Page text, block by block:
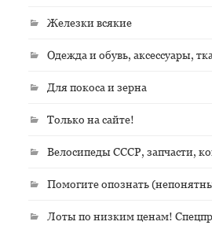
Железки всякие
Одежда и обувь, аксессуары,
Для покоса и зерна
Только на сайте!
Велосипеды СССР, запчасти,
Помогите опознать
Лоты по низким ценам!